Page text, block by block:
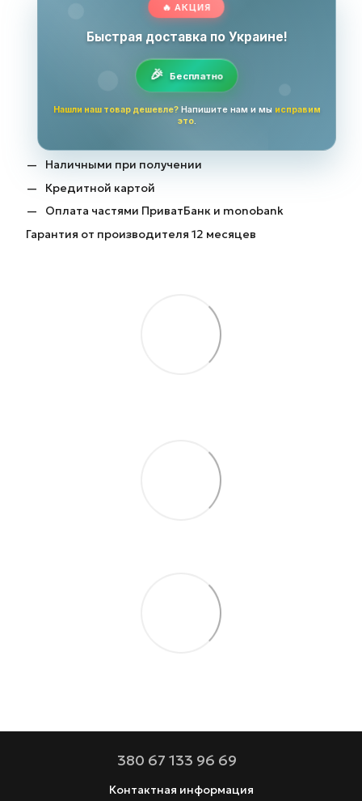
🔥 АКЦИЯ
Быстрая доставка по Украине!
Бесплатно
Нашли наш товар дешевле?Напишите нам и мы исправим
это.
Наличными при получении
Кредитной картой
Оплата частями ПриватБанк и monobank
Гарантия от производителя 12 месяцев
380 67 133 96 69
Контактная информация